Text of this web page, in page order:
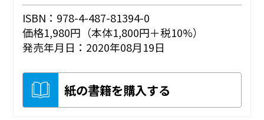
ISBN：978-4-487-81394-0
価格1,980円（本体1,800円＋税10%）
発売年月日：2020年08月19日
紙の書籍を購入する